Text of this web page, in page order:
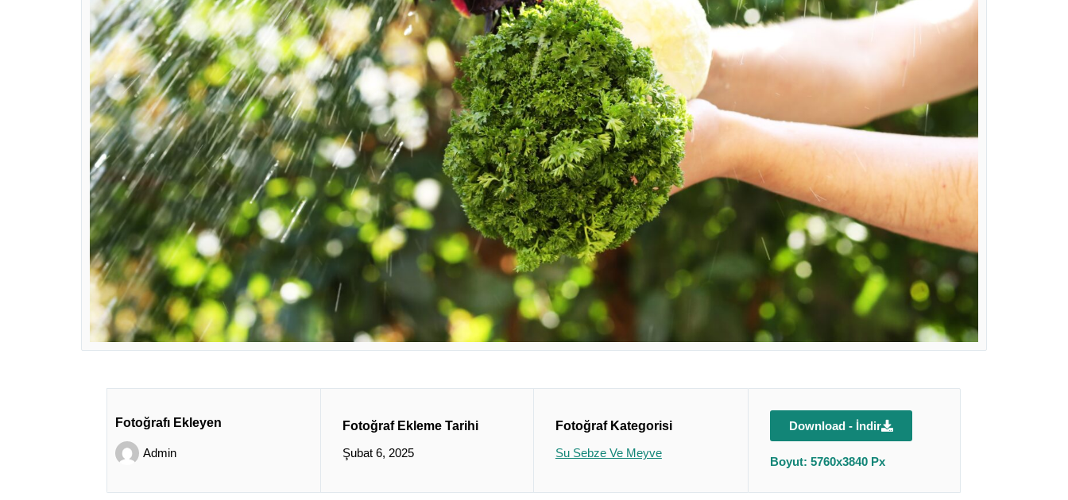
Fotoğrafı Ekleyen
Admin
Fotoğraf Ekleme Tarihi
Şubat 6, 2025
Fotoğraf Kategorisi
Su Sebze Ve Meyve
Download - İndir
Boyut: 5760x3840 Px